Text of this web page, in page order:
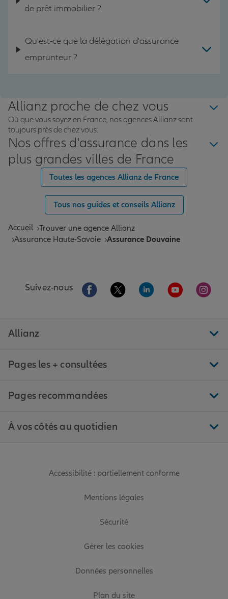
de prêt immobilier ?
Qu'est-ce que la délégation d'assurance
emprunteur ?
Allianz proche de chez vous
Où que vous soyez en France, nos agences Allianz sont
toujours près de chez vous.
Nos offres d'assurance dans les
plus grandes villes de France
Toutes les agences Allianz de France
Tous nos guides et conseils Allianz
Accueil Trouver une agence Allianz
Assurance Haute-Savoie Assurance Douvaine
Suivez-nous Aller sur la page Facebook de Allianz
Aller sur la page Twitter de
Aller sur la page
Aller sur la
Aller
Allianz
Pages les + consultées
Pages recommandées
À vos côtés au quotidien
Accessibilité : partiellement conforme
Mentions légales
Sécurité
Gérer les cookies
Données personnelles
Plan du site